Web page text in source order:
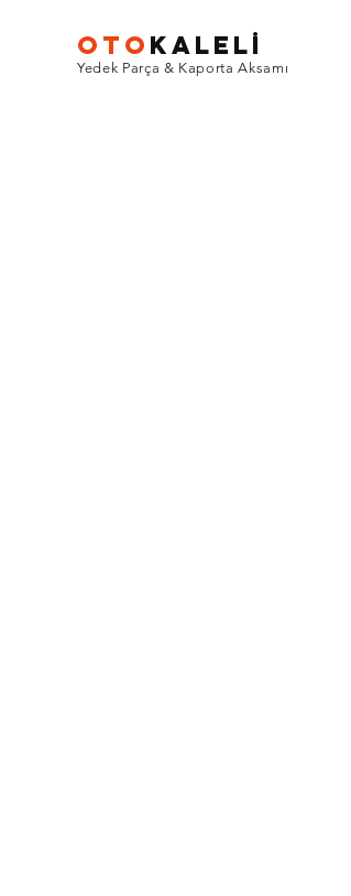
OTO KALELİ
Yedek Parça & Kaporta Aksamı